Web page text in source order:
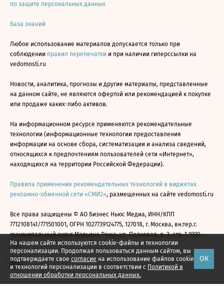
На нашем сайте используются cookie-файлы и технологии
персонализации. Продолжая пользоваться данным сайтом, вы
подтверждаете свое согласие на использование файлов cookie
и технологий персонализации в соответствии с Политикой в
отношении обработки персональных данных.
ОК
по защите персональных данных
База знаний
Любое использование материалов допускается только при
соблюдении правил перепечатки и при наличии гиперссылки на
vedomosti.ru
Новости, аналитика, прогнозы и другие материалы, представленные
на данном сайте, не являются офертой или рекомендацией к покупке
или продаже каких-либо активов.
На информационном ресурсе применяются рекомендательные
технологии (информационные технологии предоставления
информации на основе сбора, систематизации и анализа сведений,
относящихся к предпочтениям пользователей сети «Интернет»,
находящихся на территории Российской Федерации).
Правила применения рекомендательных технологий в виджетах
рекламно-обменной сети «СМИ2», размещенных на сайте vedomosti.ru
Все права защищены © АО Бизнес Ньюс Медиа, ИНН/КПП
7712108141/771501001, ОГРН 1027739124775, 127018, г. Москва, вн.тер.г.
муниципальный округ Марьина Роща, ул. Полковая, д. 3, стр. 1 1999—
2026